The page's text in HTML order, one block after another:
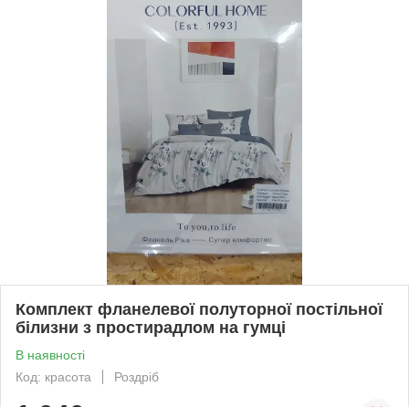
Комплект фланелевої полуторної постільної
білизни з простирадлом на гумці
В наявності
Код: красота
Роздріб